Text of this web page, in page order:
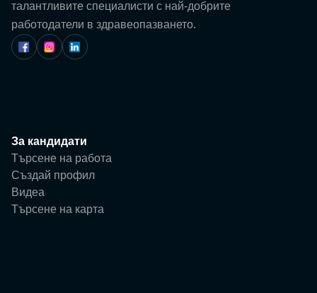
талантливите специалисти с най-добрите
работодатели в здравеопазването.
За кандидати
Търсене на работа
Създай профил
Видеа
Търсене на карта